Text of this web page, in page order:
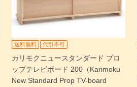
送料無料 代引不可
カリモクニュースタンダード プロ
ップテレビボード 200（Karimoku
New Standard Prop TV-board